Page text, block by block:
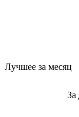
Лучшее за месяц
За